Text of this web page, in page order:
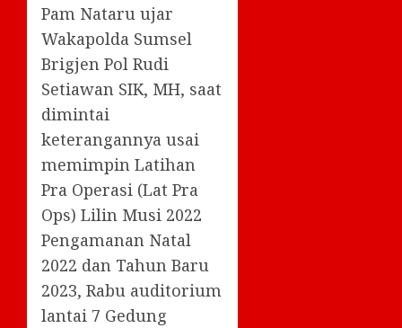
Pam Nataru ujar
Wakapolda Sumsel
Brigjen Pol Rudi
Setiawan SIK, MH, saat
dimintai
keterangannya usai
memimpin Latihan
Pra Operasi (Lat Pra
Ops) Lilin Musi 2022
Pengamanan Natal
2022 dan Tahun Baru
2023, Rabu auditorium
lantai 7 Gedung